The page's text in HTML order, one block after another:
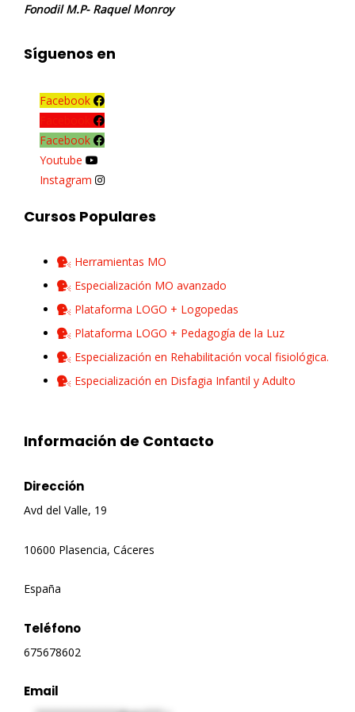
Fonodil M.P- Raquel Monroy
Síguenos en
Facebook
Facebook
Youtube
Instagram
Cursos Populares
Herramientas MO
Especialización MO avanzado
Plataforma LOGO + Logopedas
Plataforma LOGO + Pedagogía de la Luz
Especialización en Rehabilitación vocal fisiológica.
Especialización en Disfagia Infantil y Adulto
Información de Contacto
Dirección
Avd del Valle, 19
10600 Plasencia, Cáceres
España
Teléfono
675678602
Email